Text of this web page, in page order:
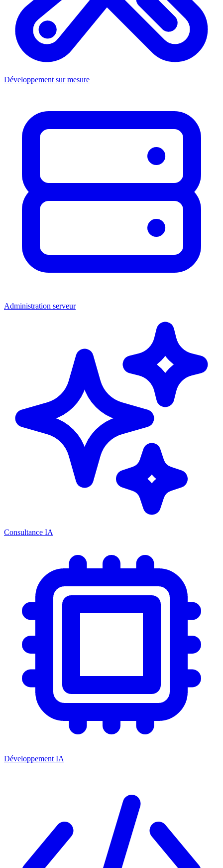
Développement sur mesure
Administration serveur
Consultance IA
Développement IA